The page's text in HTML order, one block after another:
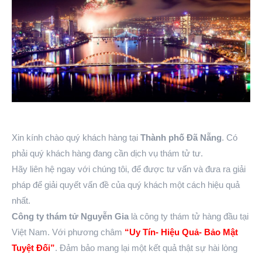
Xin kính chào quý khách hàng tại Thành phố Đã Nẵng. Có
phải quý khách hàng đang cần dịch vụ thám tử tư.
Hãy liên hệ ngay với chúng tôi, để được tư vấn và đưa ra giải
pháp để giải quyết vấn đề của quý khách một cách hiệu quả
nhất.
Công ty thám tử Nguyễn Gia là công ty thám tử hàng đầu tại
Việt Nam. Với phương châm “Uy Tín- Hiệu Quả- Bảo Mật
Tuyệt Đối”. Đảm bảo mang lại một kết quả thật sự hài lòng